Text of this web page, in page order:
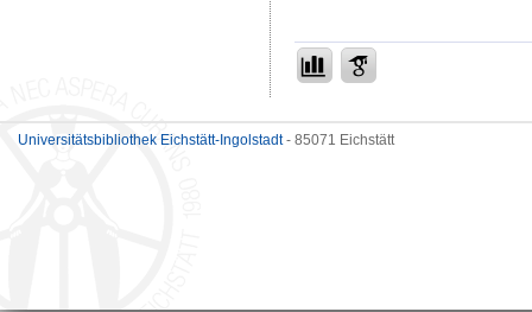
Universitätsbibliothek Eichstätt-Ingolstadt- 85071 Eichstätt